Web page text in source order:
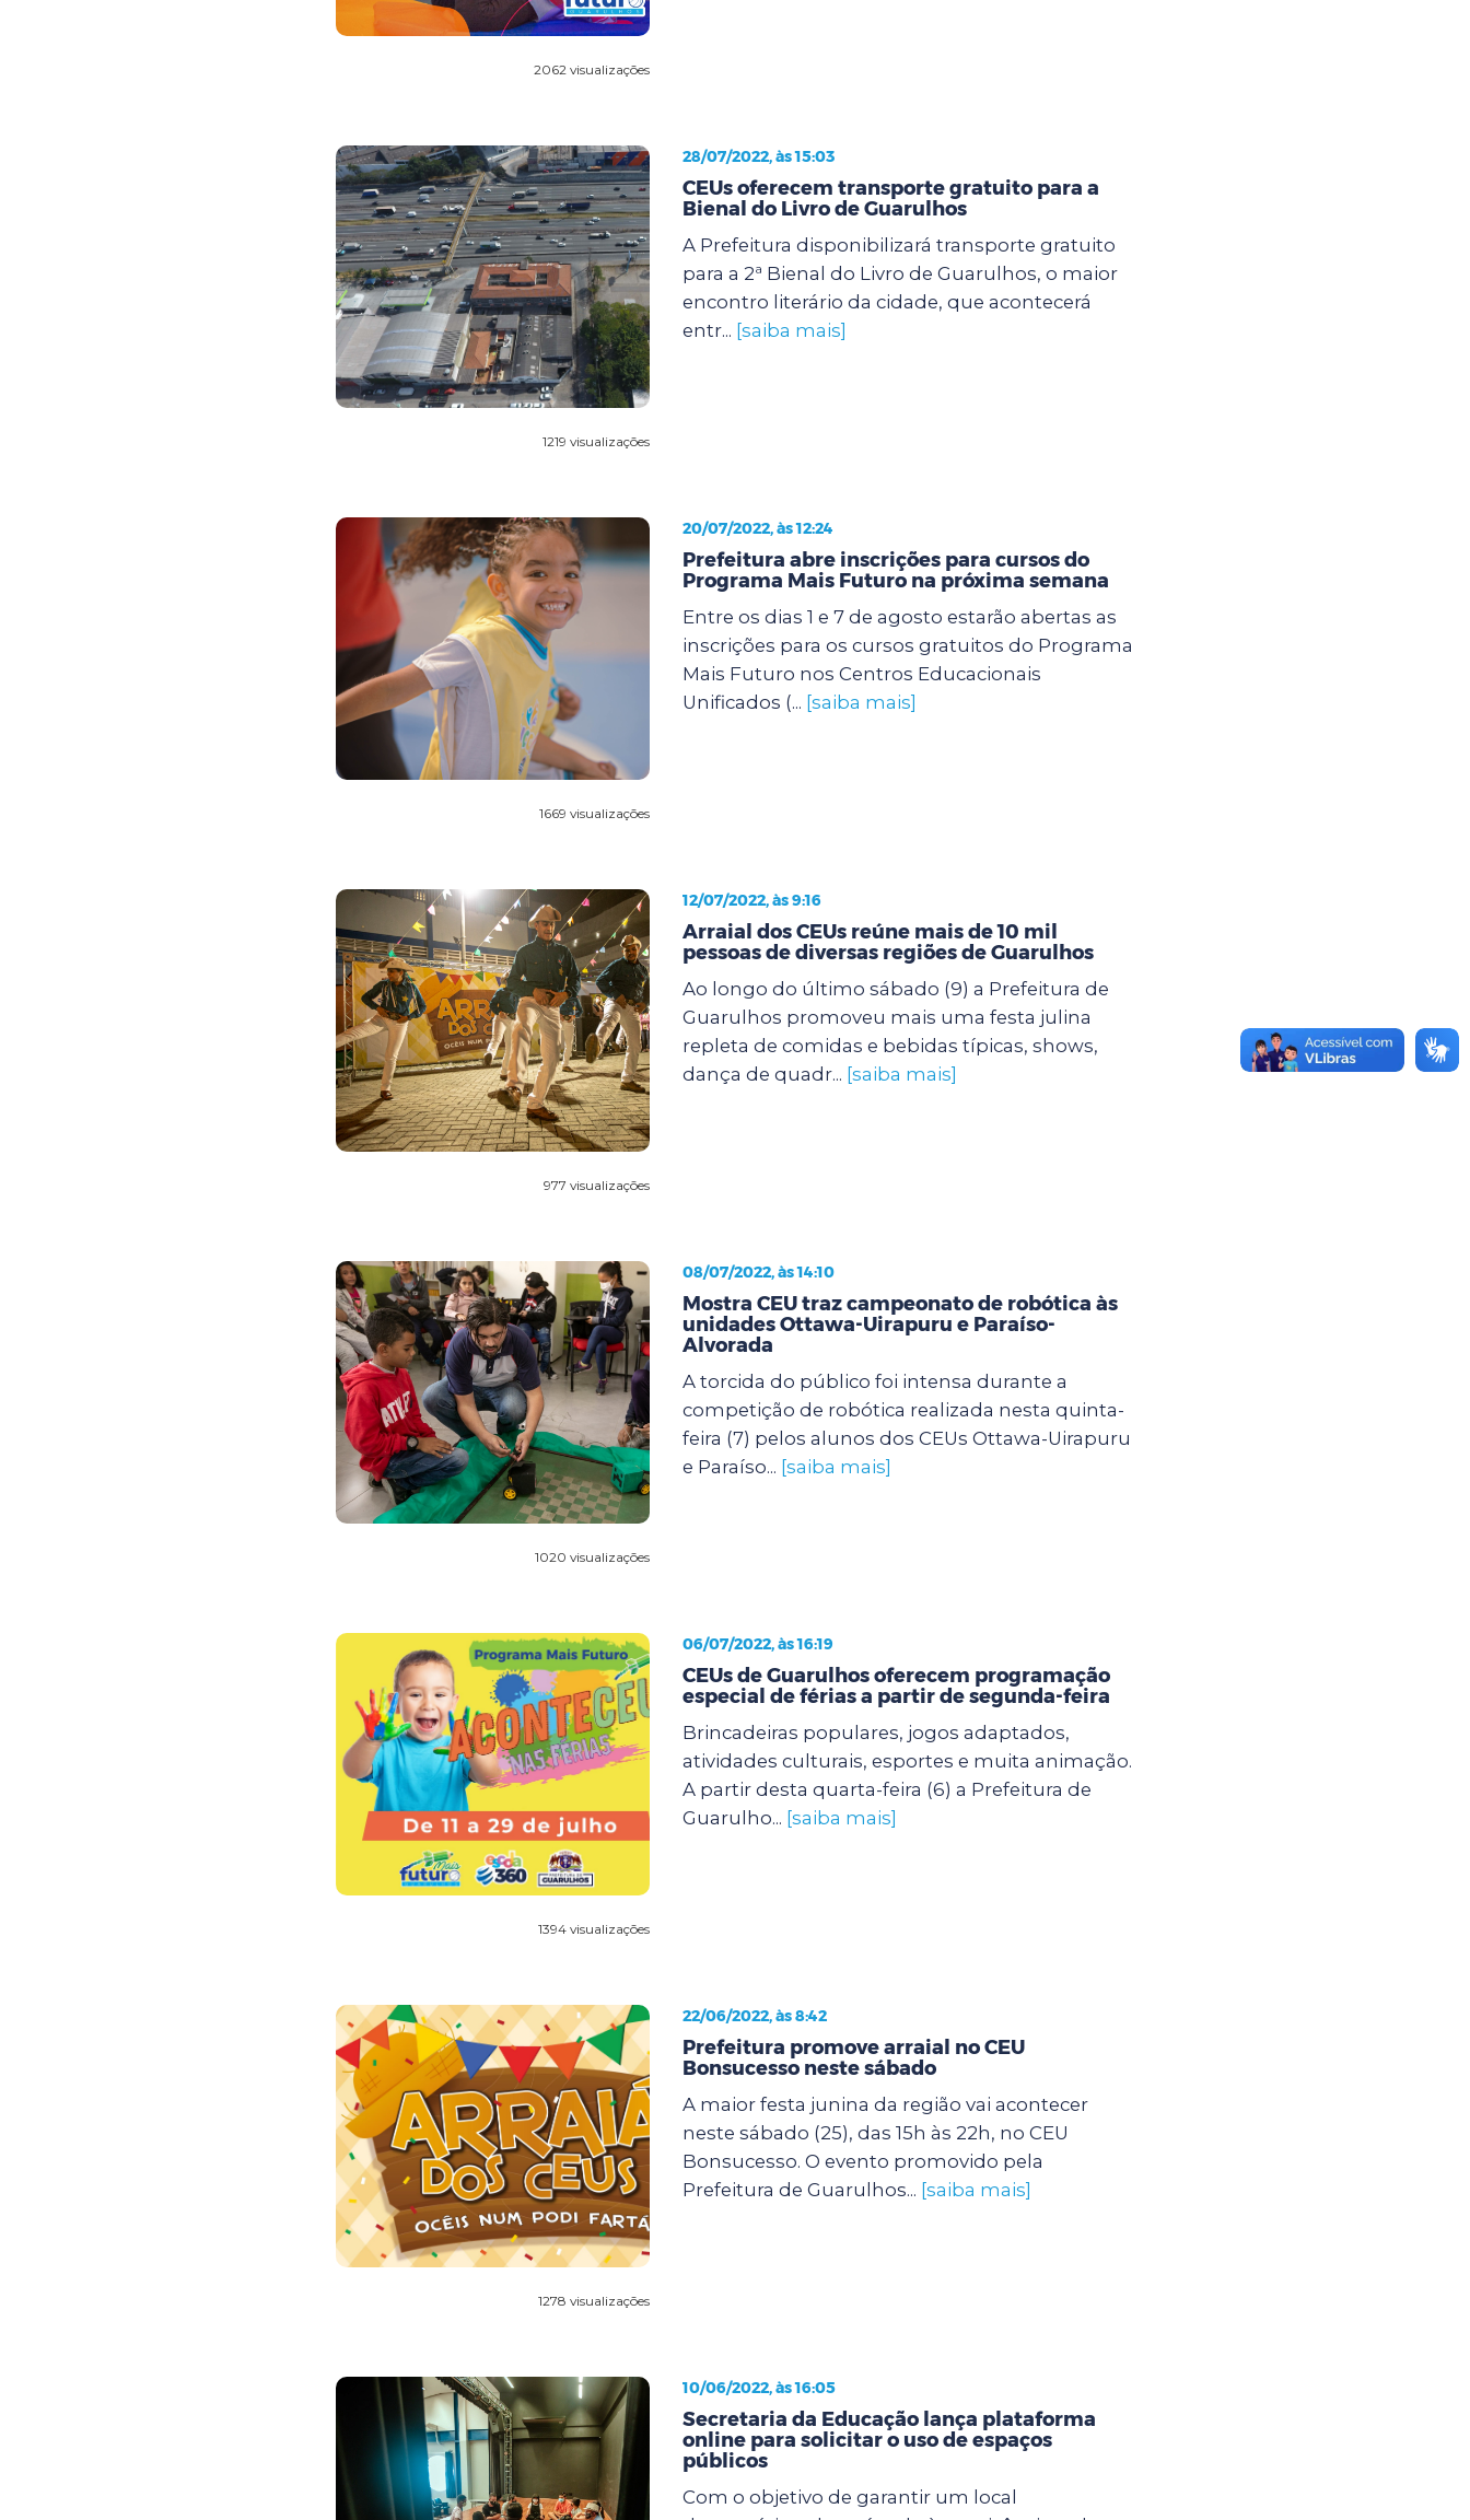
2062 visualizações
1219 visualizações
28/07/2022, às 15:03
CEUs oferecem transporte gratuito para a
Bienal do Livro de Guarulhos
A Prefeitura disponibilizará transporte gratuito
para a 2ª Bienal do Livro de Guarulhos, o maior
encontro literário da cidade, que acontecerá
entr... [saiba mais]
1669 visualizações
20/07/2022, às 12:24
Prefeitura abre inscrições para cursos do
Programa Mais Futuro na próxima semana
Entre os dias 1 e 7 de agosto estarão abertas as
inscrições para os cursos gratuitos do Programa
Mais Futuro nos Centros Educacionais
Unificados (... [saiba mais]
977 visualizações
12/07/2022, às 9:16
Arraial dos CEUs reúne mais de 10 mil
pessoas de diversas regiões de Guarulhos
Ao longo do último sábado (9) a Prefeitura de
Guarulhos promoveu mais uma festa julina
repleta de comidas e bebidas típicas, shows,
dança de quadr... [saiba mais]
1020 visualizações
08/07/2022, às 14:10
Mostra CEU traz campeonato de robótica às
unidades Ottawa-Uirapuru e Paraíso-
Alvorada
A torcida do público foi intensa durante a
competição de robótica realizada nesta quinta-
feira (7) pelos alunos dos CEUs Ottawa-Uirapuru
e Paraíso... [saiba mais]
1394 visualizações
06/07/2022, às 16:19
CEUs de Guarulhos oferecem programação
especial de férias a partir de segunda-feira
Brincadeiras populares, jogos adaptados,
atividades culturais, esportes e muita animação.
A partir desta quarta-feira (6) a Prefeitura de
Guarulho... [saiba mais]
1278 visualizações
22/06/2022, às 8:42
Prefeitura promove arraial no CEU
Bonsucesso neste sábado
A maior festa junina da região vai acontecer
neste sábado (25), das 15h às 22h, no CEU
Bonsucesso. O evento promovido pela
Prefeitura de Guarulhos... [saiba mais]
10/06/2022, às 16:05
Secretaria da Educação lança plataforma
online para solicitar o uso de espaços
públicos
Com o objetivo de garantir um local